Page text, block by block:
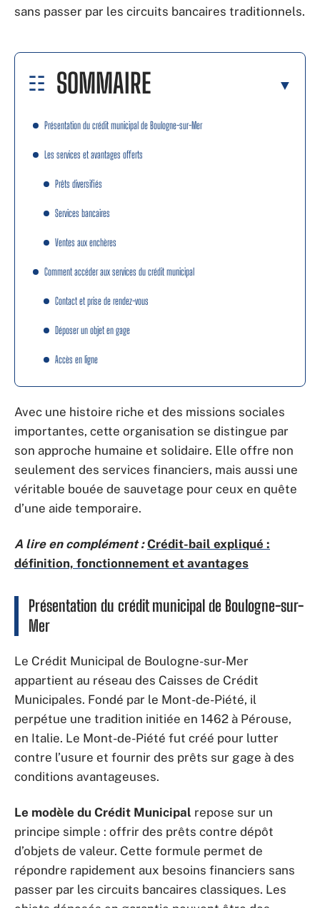
sans passer par les circuits bancaires traditionnels.
SOMMAIRE
Présentation du crédit municipal de Boulogne-sur-Mer
Les services et avantages offerts
Prêts diversifiés
Services bancaires
Ventes aux enchères
Comment accéder aux services du crédit municipal
Contact et prise de rendez-vous
Déposer un objet en gage
Accès en ligne
Avec une histoire riche et des missions sociales
importantes, cette organisation se distingue par
son approche humaine et solidaire. Elle offre non
seulement des services financiers, mais aussi une
véritable bouée de sauvetage pour ceux en quête
d’une aide temporaire.
A lire en complément : Crédit-bail expliqué :
définition, fonctionnement et avantages
Présentation du crédit municipal de Boulogne-sur-
Mer
Le Crédit Municipal de Boulogne-sur-Mer
appartient au réseau des Caisses de Crédit
Municipales. Fondé par le Mont-de-Piété, il
perpétue une tradition initiée en 1462 à Pérouse,
en Italie. Le Mont-de-Piété fut créé pour lutter
contre l’usure et fournir des prêts sur gage à des
conditions avantageuses.
Le modèle du Crédit Municipal repose sur un
principe simple : offrir des prêts contre dépôt
d’objets de valeur. Cette formule permet de
répondre rapidement aux besoins financiers sans
passer par les circuits bancaires classiques. Les